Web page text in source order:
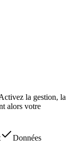
la gestion, la
alors votre
Données